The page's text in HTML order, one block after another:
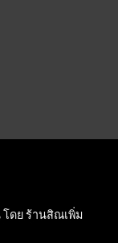
โดย ร้านสิณเพิ่ม